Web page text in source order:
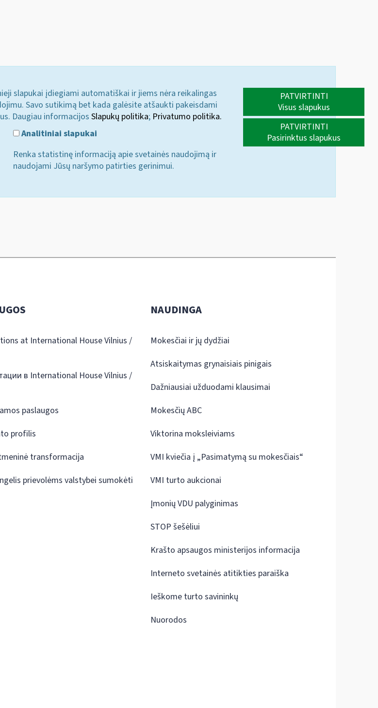
slapukai įdiegiami automatiškai ir jiems nėra reikalingas
Savo sutikimą bet kada galėsite atšaukti pakeisdami
Daugiau informacijos Slapukų politika; Privatumo politika.
Analitiniai slapukai
Renka statistinę informaciją apie svetainės naudojimą ir
naudojami Jūsų naršymo patirties gerinimui.
PATVIRTINTI
Visus slapukus
PATVIRTINTI
Pasirinktus slapukus
at International House Vilnius /
в International House Vilnius /
paslaugos
profilis
transformacija
prievolėms valstybei sumokėti
NAUDINGA
Mokesčiai ir jų dydžiai
Atsiskaitymas grynaisiais pinigais
Dažniausiai užduodami klausimai
Mokesčių ABC
Viktorina moksleiviams
VMI kviečia į „Pasimatymą su mokesčiais“
VMI turto aukcionai
Įmonių VDU palyginimas
STOP šešėliui
Krašto apsaugos ministerijos informacija
Interneto svetainės atitikties paraiška
Ieškome turto savininkų
Nuorodos